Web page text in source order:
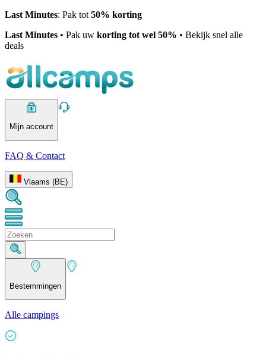
Last Minutes: Pak tot 50% korting
Last Minutes • Pak uw korting tot wel 50% • Bekijk snel alle
deals
Mijn account
FAQ & Contact
Vlaams (BE)
Bestemmingen
Alle campings